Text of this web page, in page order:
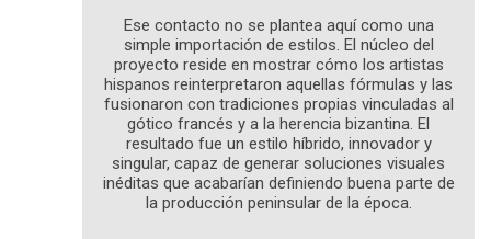
Ese contacto no se plantea aquí como una
simple importación de estilos. El núcleo del
proyecto reside en mostrar cómo los artistas
hispanos reinterpretaron aquellas fórmulas y las
fusionaron con tradiciones propias vinculadas al
gótico francés y a la herencia bizantina. El
resultado fue un estilo híbrido, innovador y
singular, capaz de generar soluciones visuales
inéditas que acabarían definiendo buena parte de
la producción peninsular de la época.